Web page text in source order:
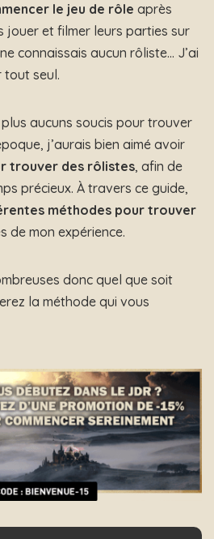
le jeu de rôle après
jouer et filmer leurs parties sur
connaissais aucun rôliste… J’ai
tout seul.
aucuns soucis pour trouver
j’aurais bien aimé avoir
trouver des rôlistes, afin de
précieux. À travers ce guide,
méthodes pour trouver
de mon expérience.
donc quel que soit
la méthode qui vous